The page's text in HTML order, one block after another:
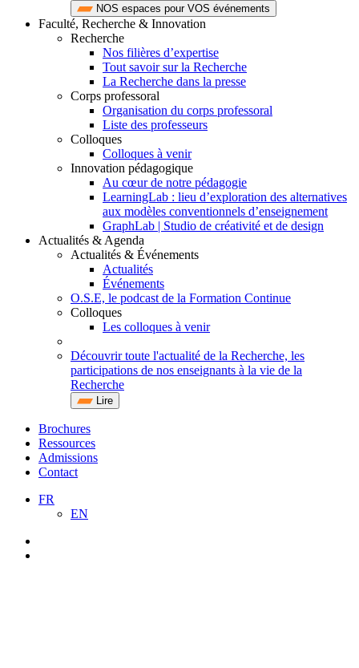
NOS espaces pour VOS événements
Faculté, Recherche & Innovation
Recherche
Nos filières d’expertise
Tout savoir sur la Recherche
La Recherche dans la presse
Corps professoral
Organisation du corps professoral
Liste des professeurs
Colloques
Colloques à venir
Innovation pédagogique
Au cœur de notre pédagogie
LearningLab : lieu d’exploration des alternatives
aux modèles conventionnels d’enseignement
GraphLab | Studio de créativité et de design
Actualités & Agenda
Actualités & Événements
Actualités
Événements
O.S.E, le podcast de la Formation Continue
Colloques
Les colloques à venir
Découvrir toute l'actualité de la Recherche, les
participations de nos enseignants à la vie de la
Recherche
Lire
Brochures
Ressources
Admissions
Contact
FR
EN